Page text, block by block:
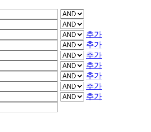
추가
추가
추가
추가
추가
추가
추가